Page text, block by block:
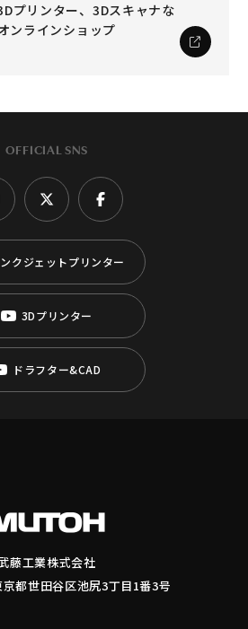
プリンター、3Dスキャナな
ンラインショップ
OFFICIAL SNS
クジェットプリンター
3Dプリンター
ドラフター&CAD
藤工業株式会社
都世田谷区池尻3丁目1番3号